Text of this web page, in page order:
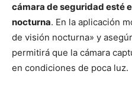
cámara de seguridad esté
nocturna. En la aplicación
de visión nocturna» y
permitirá que la cámara
en condiciones de poca luz.